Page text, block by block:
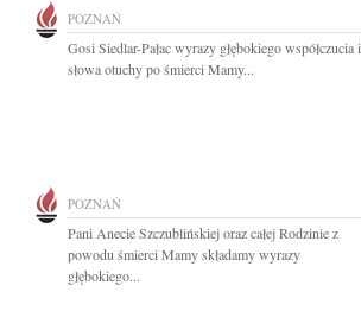
POZNAŃ
Gosi Siedlar-Pałac wyrazy głębokiego współczucia i
słowa otuchy po śmierci Mamy...
POZNAŃ
Pani Anecie Szczublińskiej oraz całej Rodzinie z
powodu śmierci Mamy składamy wyrazy
głębokiego...